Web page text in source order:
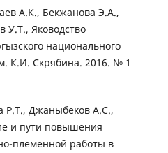
А.К., Бекжанова Э.А.,
У.Т., Яководство
национального
К.И. Скрябина. 2016. № 1
Р.Т., Джаныбеков А.С.,
и пути повышения
племенной работы в